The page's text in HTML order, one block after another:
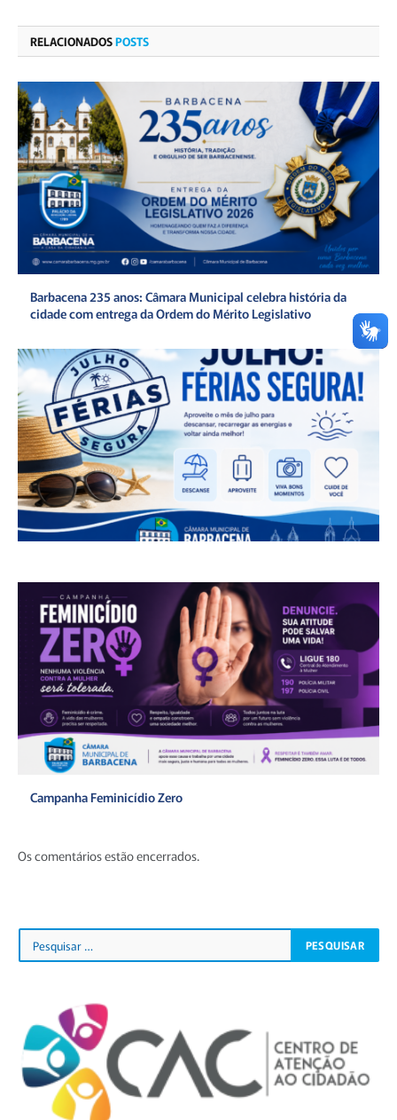
RELACIONADOSPOSTS
Barbacena 235 anos: Câmara Municipal celebra história da
cidade com entrega da Ordem do Mérito Legislativo
Campanha Feminicídio Zero
Os comentários estão encerrados.